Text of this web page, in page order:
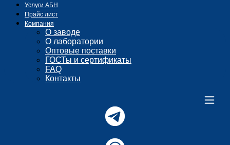
Услуги АБН
Прайс лист
Компания
О заводе
О лаборатории
Оптовые поставки
ГОСТы и сертификаты
FAQ
Контакты